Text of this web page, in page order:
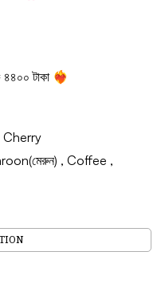
৪৪০০ টাকা ❤️‍🔥
Cherry
, Coffee ,